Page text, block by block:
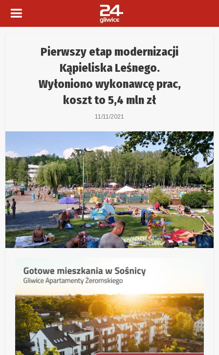
Pierwszy etap modernizacji
Kąpieliska Leśnego.
Wyłoniono wykonawcę prac,
koszt to 5,4 mln zł
11/11/2021